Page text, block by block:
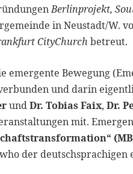
Berlinprojekt,
in Neustadt/W.
CityChurch betreut.
emergente Bewegung
und darin
undDr. Tobias Faix,Dr.
mit.
der